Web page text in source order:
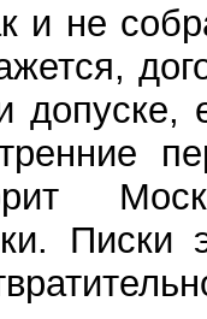
и не
допуске,
Писки